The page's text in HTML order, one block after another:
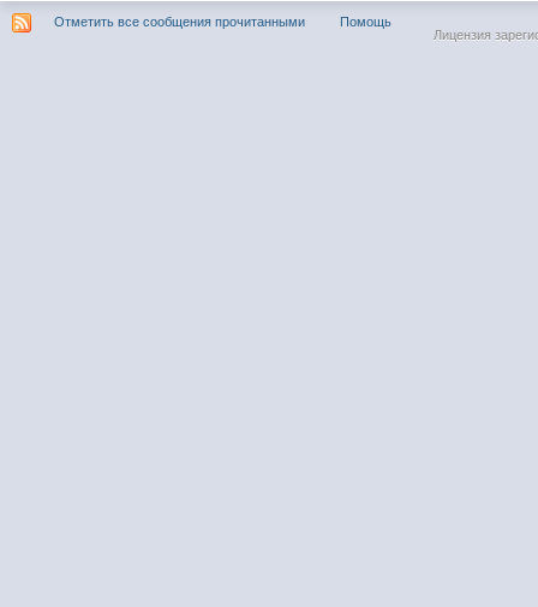
Отметить все сообщения прочитанными
Помощь
Лицензия